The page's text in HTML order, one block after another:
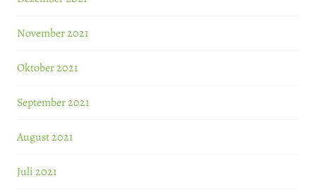
November 2021
Oktober 2021
September 2021
August 2021
Juli 2021